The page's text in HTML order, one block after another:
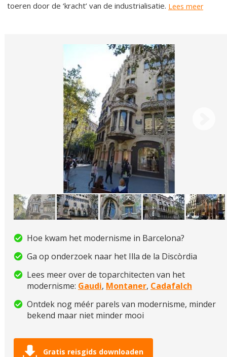
toeren door de ‘kracht’ van de industrialisatie. Lees meer
Hoe kwam het modernisme in Barcelona?
Ga op onderzoek naar het Illa de la Discòrdia
Lees meer over de toparchitecten van het
modernisme: Gaudi, Montaner, Cadafalch
Ontdek nog méér parels van modernisme, minder
bekend maar niet minder mooi
Gratis reisgids downloaden